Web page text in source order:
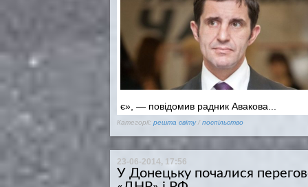
є», — повідомив радник Авакова...
Категорії: решта світу/поспільство
23-06-2014, 17:56
У Донецьку почалися